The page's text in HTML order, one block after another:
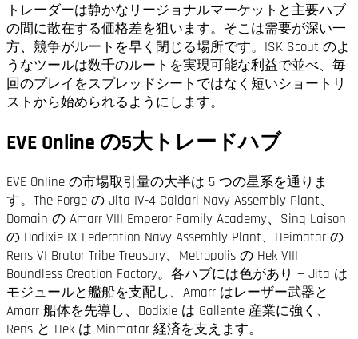
トレーダーは静かなリージョナルマーケットと主要ハブ
の間に散在する価格差を狙います。そこは需要が深い一
方、競争がルートを早く閉じる場所です。ISK Scout のよ
うなツールは数千のルートを実現可能な利益で並べ、毎
回のプレイをスプレッドシートではなく短いショートリ
ストから始められるようにします。
EVE Online の5大トレードハブ
EVE Online の市場取引量の大半は 5 つの星系を通りま
す。The Forge の Jita IV-4 Caldari Navy Assembly Plant、
Domain の Amarr VIII Emperor Family Academy、Sinq Laison
の Dodixie IX Federation Navy Assembly Plant、Heimatar の
Rens VI Brutor Tribe Treasury、Metropolis の Hek VIII
Boundless Creation Factory。各ハブには色があり — Jita は
モジュールと艦船を支配し、Amarr はレーザー武器と
Amarr 船体を先導し、Dodixie は Gallente 産業に強く、
Rens と Hek は Minmatar 経済を支えます。